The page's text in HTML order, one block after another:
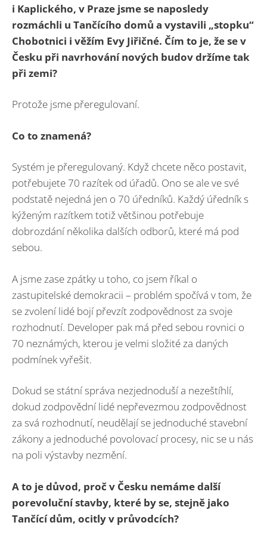
i Kaplického, v Praze jsme se naposledy
rozmáchli u Tančícího domů a vystavili „stopku“
Chobotnici i věžím Evy Jiřičné. Čím to je, že se v
Česku při navrhování nových budov držíme tak
při zemi?
Protože jsme přeregulovaní.
Co to znamená?
Systém je přeregulovaný. Když chcete něco postavit,
potřebujete 70 razítek od úřadů. Ono se ale ve své
podstatě nejedná jen o 70 úředníků. Každý úředník s
kýženým razítkem totiž většinou potřebuje
dobrozdání několika dalších odborů, které má pod
sebou.
A jsme zase zpátky u toho, co jsem říkal o
zastupitelské demokracii – problém spočívá v tom, že
se zvolení lidé bojí převzít zodpovědnost za svoje
rozhodnutí. Developer pak má před sebou rovnici o
70 neznámých, kterou je velmi složité za daných
podmínek vyřešit.
Dokud se státní správa nezjednoduší a nezeštíhlí,
dokud zodpovědní lidé nepřevezmou zodpovědnost
za svá rozhodnutí, neudělají se jednoduché stavební
zákony a jednoduché povolovací procesy, nic se u nás
na poli výstavby nezmění.
A to je důvod, proč v Česku nemáme další
porevoluční stavby, které by se, stejně jako
Tančící dům, ocitly v průvodcích?